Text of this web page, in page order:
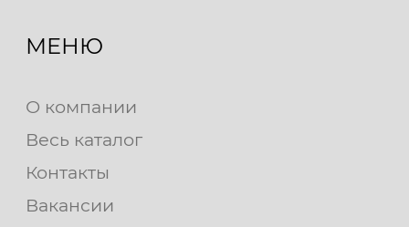
МЕНЮ
О компании
Весь каталог
Контакты
Вакансии